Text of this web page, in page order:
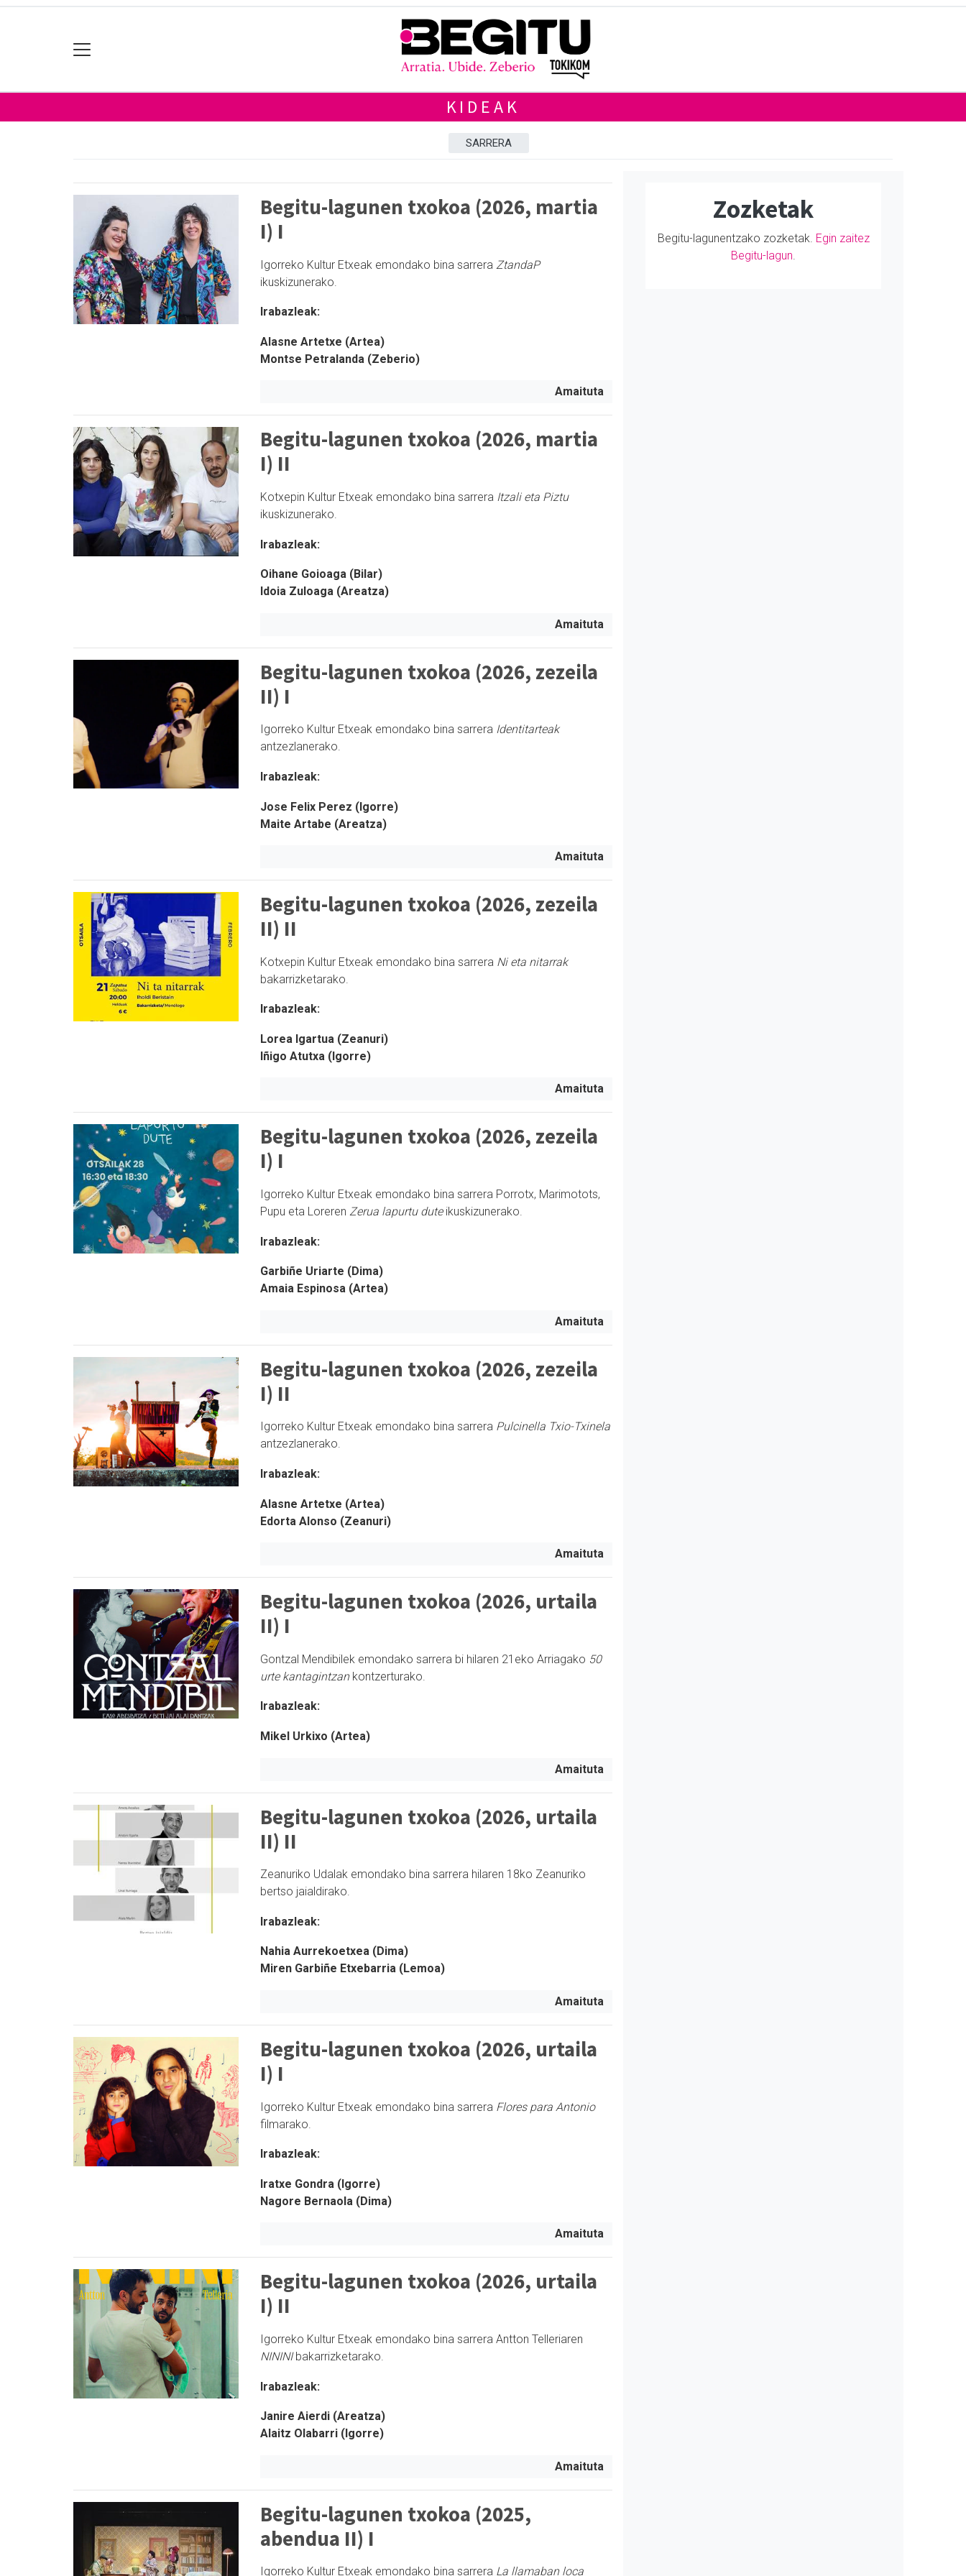
KIDEAK
SARRERA
Zozketak
Begitu-lagunentzako zozketak. Egin zaitez
Begitu-lagun.
Begitu-lagunen txokoa (2026, martia
I) I
Igorreko Kultur Etxeak emondako bina sarrera ZtandaP
ikuskizunerako.
Irabazleak:
Alasne Artetxe (Artea)
Montse Petralanda (Zeberio)
Amaituta
Begitu-lagunen txokoa (2026, martia
I) II
Kotxepin Kultur Etxeak emondako bina sarrera Itzali eta Piztu
ikuskizunerako.
Irabazleak:
Oihane Goioaga (Bilar)
Idoia Zuloaga (Areatza)
Amaituta
Begitu-lagunen txokoa (2026, zezeila
II) I
Igorreko Kultur Etxeak emondako bina sarrera Identitarteak
antzezlanerako.
Irabazleak:
Jose Felix Perez (Igorre)
Maite Artabe (Areatza)
Amaituta
Begitu-lagunen txokoa (2026, zezeila
II) II
Kotxepin Kultur Etxeak emondako bina sarrera Ni eta nitarrak
bakarrizketarako.
Irabazleak:
Lorea Igartua (Zeanuri)
Iñigo Atutxa (Igorre)
Amaituta
Begitu-lagunen txokoa (2026, zezeila
I) I
Igorreko Kultur Etxeak emondako bina sarrera Porrotx, Marimotots,
Pupu eta Loreren Zerua lapurtu duteikuskizunerako.
Irabazleak:
Garbiñe Uriarte (Dima)
Amaia Espinosa (Artea)
Amaituta
Begitu-lagunen txokoa (2026, zezeila
I) II
Igorreko Kultur Etxeak emondako bina sarrera Pulcinella Txio-Txinela
antzezlanerako.
Irabazleak:
Alasne Artetxe (Artea)
Edorta Alonso (Zeanuri)
Amaituta
Begitu-lagunen txokoa (2026, urtaila
II) I
Gontzal Mendibilek emondako sarrera bi hilaren 21eko Arriagako 50
urte kantagintzankontzerturako.
Irabazleak:
Mikel Urkixo (Artea)
Amaituta
Begitu-lagunen txokoa (2026, urtaila
II) II
Zeanuriko Udalak emondako bina sarrera hilaren 18ko Zeanuriko
bertso jaialdirako.
Irabazleak:
Nahia Aurrekoetxea (Dima)
Miren Garbiñe Etxebarria (Lemoa)
Amaituta
Begitu-lagunen txokoa (2026, urtaila
I) I
Igorreko Kultur Etxeak emondako bina sarrera Flores para Antonio
filmarako.
Irabazleak:
Iratxe Gondra (Igorre)
Nagore Bernaola (Dima)
Amaituta
Begitu-lagunen txokoa (2026, urtaila
I) II
Igorreko Kultur Etxeak emondako bina sarrera Antton Telleriaren
NININIbakarrizketarako.
Irabazleak:
Janire Aierdi (Areatza)
Alaitz Olabarri (Igorre)
Amaituta
Begitu-lagunen txokoa (2025,
abendua II) I
Igorreko Kultur Etxeak emondako bina sarrera La llamaban loca